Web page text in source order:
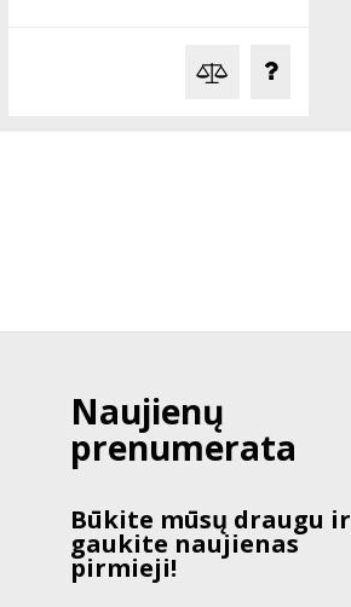
Naujienų
prenumerata
Būkite mūsų draugu ir
gaukite naujienas
pirmieji!